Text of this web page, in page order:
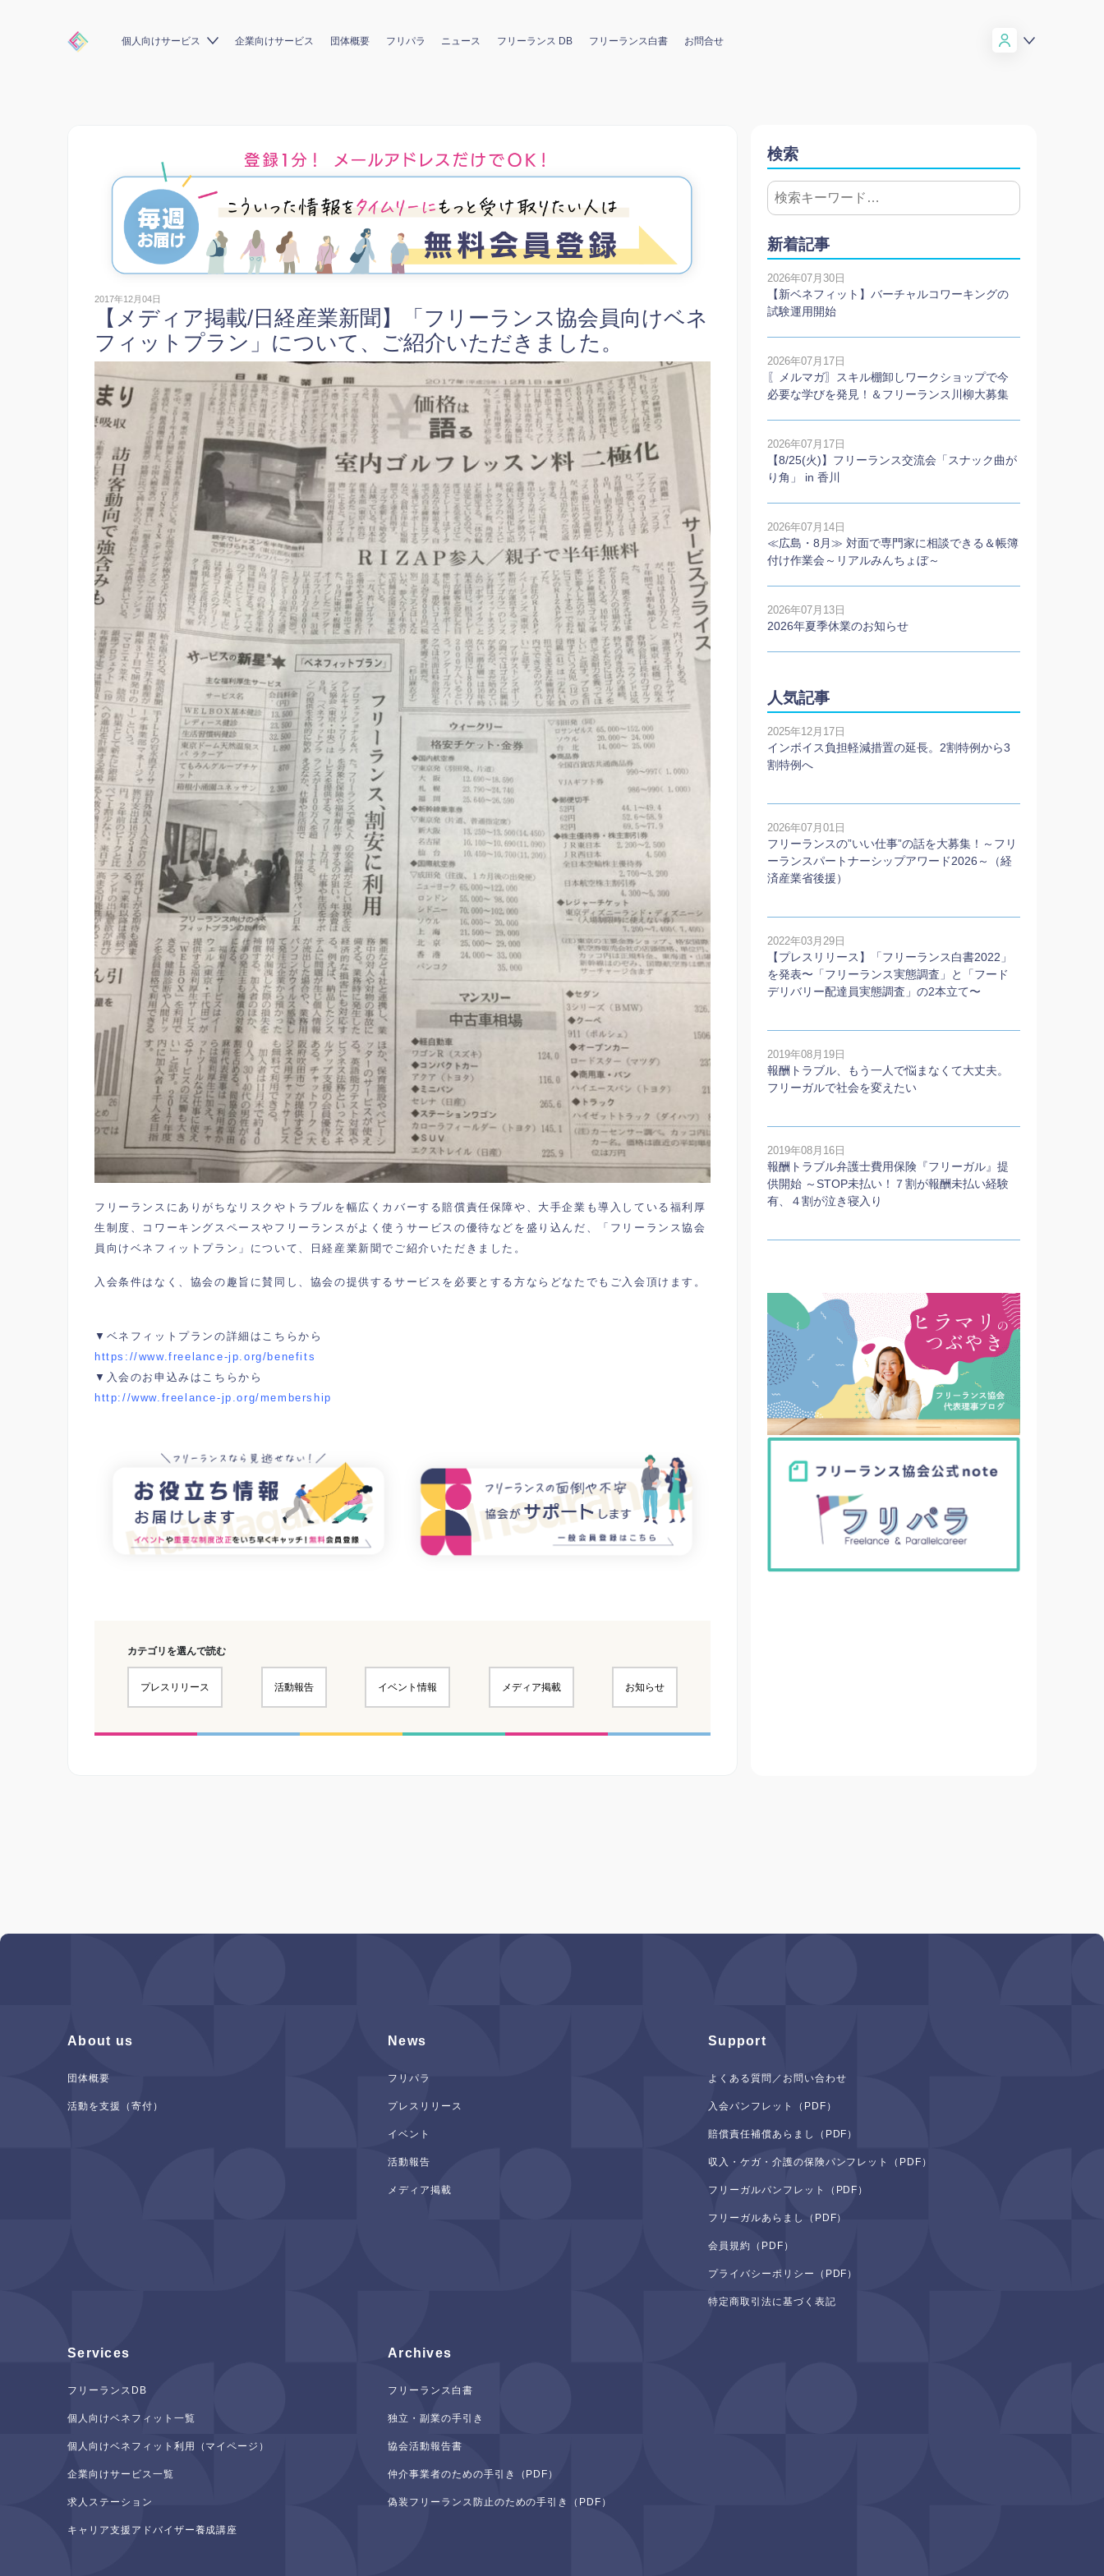
個人向けサービス 企業向けサービス 団体概要 フリパラ ニュース フリーランス DB フリーランス白書 お問合せ
2017年12月04日
【メディア掲載/日経産業新聞】「フリーランス協会員向けベネ
フィットプラン」について、ご紹介いただきました。
フリーランスにありがちなリスクやトラブルを幅広くカバーする賠償責任保障や、大手企業も導入している福利厚
生制度、コワーキングスペースやフリーランスがよく使うサービスの優待などを盛り込んだ、「フリーランス協会
員向けベネフィットプラン」について、日経産業新聞でご紹介いただきました。
入会条件はなく、協会の趣旨に賛同し、協会の提供するサービスを必要とする方ならどなたでもご入会頂けます。
▼ベネフィットプランの詳細はこちらから
https://www.freelance-jp.org/benefits
▼入会のお申込みはこちらから
http://www.freelance-jp.org/membership
カテゴリを選んで読む
プレスリリース 活動報告 イベント情報 メディア掲載 お知らせ
検索
新着記事
2026年07月30日
【新ベネフィット】バーチャルコワーキングの
試験運用開始
2026年07月17日
〖メルマガ〗スキル棚卸しワークショップで今
必要な学びを発見！＆フリーランス川柳大募集
2026年07月17日
【8/25(火)】フリーランス交流会「スナック曲が
り角」 in 香川
2026年07月14日
≪広島・8月≫ 対面で専門家に相談できる＆帳簿
付け作業会～リアルみんちょぼ～
2026年07月13日
2026年夏季休業のお知らせ
人気記事
2025年12月17日
インボイス負担軽減措置の延長。2割特例から3
割特例へ
2026年07月01日
フリーランスの”いい仕事”の話を大募集！～フリ
ーランスパートナーシップアワード2026～（経
済産業省後援）
2022年03月29日
【プレスリリース】「フリーランス白書2022」
を発表〜「フリーランス実態調査」と「フード
デリバリー配達員実態調査」の2本⽴て〜
2019年08月19日
報酬トラブル、もう一人で悩まなくて大丈夫。
フリーガルで社会を変えたい
2019年08月16日
報酬トラブル弁護士費用保険『フリーガル』提
供開始 ～STOP未払い！７割が報酬未払い経験
有、４割が泣き寝入り
About us
団体概要
活動を支援（寄付）
News
フリパラ
プレスリリース
イベント
活動報告
メディア掲載
Support
よくある質問／お問い合わせ
入会パンフレット（PDF）
賠償責任補償あらまし（PDF）
収入・ケガ・介護の保険パンフレット（PDF）
フリーガルパンフレット（PDF）
フリーガルあらまし（PDF）
会員規約（PDF）
プライバシーポリシー（PDF）
特定商取引法に基づく表記
Services
フリーランスDB
個人向けベネフィット一覧
個人向けベネフィット利用（マイページ）
企業向けサービス一覧
求人ステーション
キャリア支援アドバイザー養成講座
Archives
フリーランス白書
独立・副業の手引き
協会活動報告書
仲介事業者のための手引き（PDF）
偽装フリーランス防止のための手引き（PDF）